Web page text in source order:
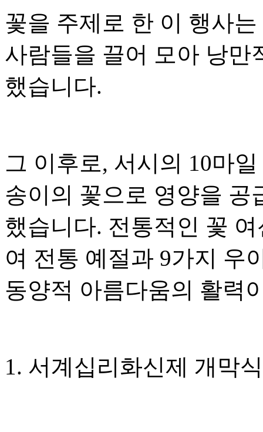
꽃을 주제로 한 이 행사
사람들을 끌어 모아 낭만
했습니다.
그 이후로, 서시의 10마
송이의 꽃으로 영양을 공
했습니다. 전통적인 꽃
여 전통 예절과 9가지 우
동양적 아름다움의 활력
1. 서계십리화신제 개막